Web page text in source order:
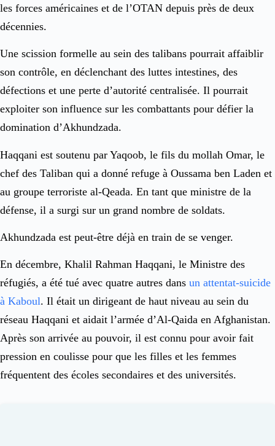
les forces américaines et de l’OTAN depuis près de deux
décennies.
Une scission formelle au sein des talibans pourrait affaiblir
son contrôle, en déclenchant des luttes intestines, des
défections et une perte d’autorité centralisée. Il pourrait
exploiter son influence sur les combattants pour défier la
domination d’Akhundzada.
Haqqani est soutenu par Yaqoob, le fils du mollah Omar, le
chef des Taliban qui a donné refuge à Oussama ben Laden et
au groupe terroriste al-Qeada. En tant que ministre de la
défense, il a surgi sur un grand nombre de soldats.
Akhundzada est peut-être déjà en train de se venger.
En décembre, Khalil Rahman Haqqani, le Ministre des
réfugiés, a été tué avec quatre autres dans un attentat-suicide
à Kaboul. Il était un dirigeant de haut niveau au sein du
réseau Haqqani et aidait l’armée d’Al-Qaida en Afghanistan.
Après son arrivée au pouvoir, il est connu pour avoir fait
pression en coulisse pour que les filles et les femmes
fréquentent des écoles secondaires et des universités.